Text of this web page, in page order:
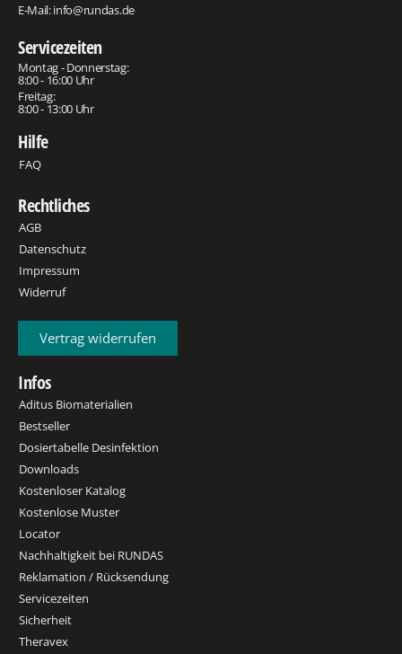
E-Mail:info@rundas.de
Servicezeiten
Montag - Donnerstag:
8:00 - 16:00 Uhr
Freitag:
8:00 - 13:00 Uhr
Hilfe
FAQ
Rechtliches
AGB
Datenschutz
Impressum
Widerruf
Vertrag widerrufen
Infos
Aditus Biomaterialien
Bestseller
Dosiertabelle Desinfektion
Downloads
Kostenloser Katalog
Kostenlose Muster
Locator
Nachhaltigkeit bei RUNDAS
Reklamation / Rücksendung
Servicezeiten
Sicherheit
Theravex